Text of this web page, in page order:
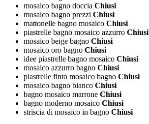
mosaico bagno doccia Chiusi
mosaico bagno prezzi Chiusi
mattonelle bagno mosaico Chiusi
piastrelle bagno mosaico azzurro Chiusi
mosaico beige bagno Chiusi
mosaico oro bagno Chiusi
idee piastrelle bagno mosaico Chiusi
mosaico azzurro bagno Chiusi
piastrelle finto mosaico bagno Chiusi
mosaico bagno bianco Chiusi
bagno mosaico marrone Chiusi
bagno moderno mosaico Chiusi
striscia di mosaico in bagno Chiusi